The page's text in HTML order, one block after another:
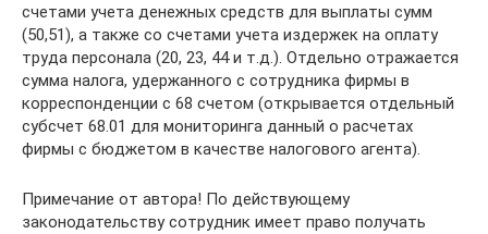
счетами учета денежных средств для выплаты сумм
(50,51), а также со счетами учета издержек на оплату
труда персонала (20, 23, 44 и т.д.). Отдельно отражается
сумма налога, удержанного с сотрудника фирмы в
корреспонденции с 68 счетом (открывается отдельный
субсчет 68.01 для мониторинга данный о расчетах
фирмы с бюджетом в качестве налогового агента).
Примечание от автора! По действующему
законодательству сотрудник имеет право получать